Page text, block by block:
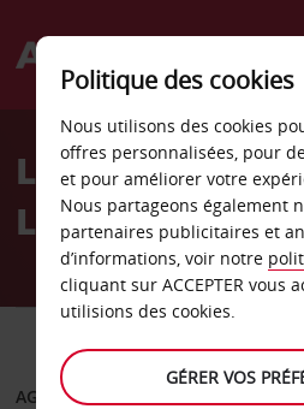
Welcome
AvisLocation de
Luis
AGENCE DE DÉPART
Politique des cookies
Nous utilisons des cookies
offres personnalisées, pour
et pour améliorer votre
Nous partageons également
partenaires publicitaires et
d’informations, voir notre
cliquant sur ACCEPTER vous
utilisions des cookies.
GÉRER VOS